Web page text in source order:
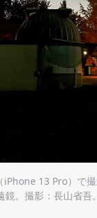
iPhone 13 Pro）で
鏡。撮影：長山省吾